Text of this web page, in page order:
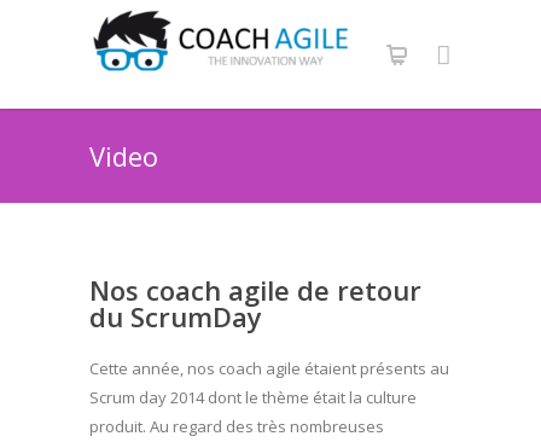
Video
Nos coach agile de retour
du ScrumDay
Cette année, nos coach agile étaient présents au
Scrum day 2014 dont le thème était la culture
produit. Au regard des très nombreuses